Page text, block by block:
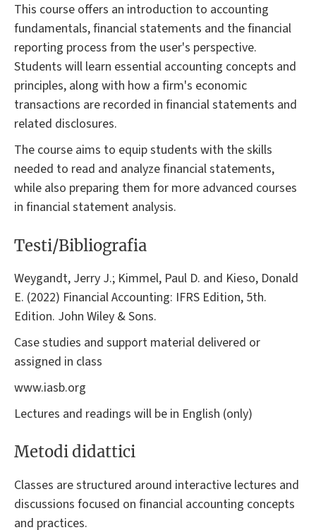
This course offers an introduction to accounting
fundamentals, financial statements and the financial
reporting process from the user's perspective.
Students will learn essential accounting concepts and
principles, along with how a firm's economic
transactions are recorded in financial statements and
related disclosures.
The course aims to equip students with the skills
needed to read and analyze financial statements,
while also preparing them for more advanced courses
in financial statement analysis.
Testi/Bibliografia
Weygandt, Jerry J.; Kimmel, Paul D. and Kieso, Donald
E. (2022) Financial Accounting: IFRS Edition, 5th.
Edition. John Wiley & Sons.
Case studies and support material delivered or
assigned in class
www.iasb.org
Lectures and readings will be in English (only)
Metodi didattici
Classes are structured around interactive lectures and
discussions focused on financial accounting concepts
and practices.